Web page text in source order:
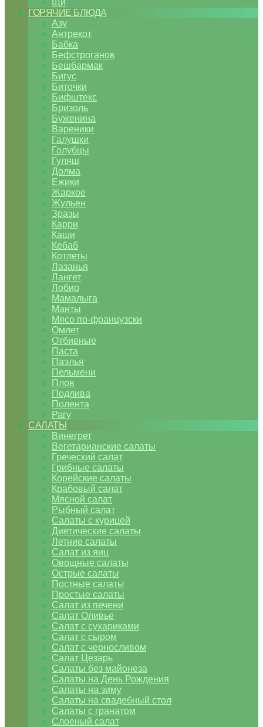
Щи
ГОРЯЧИЕ БЛЮДА
Азу
Антрекот
Бабка
Бефстроганов
Бешбармак
Бигус
Биточки
Бифштекс
Бризоль
Буженина
Вареники
Галушки
Голубцы
Гуляш
Долма
Ежики
Жаркое
Жульен
Зразы
Карри
Каши
Кебаб
Котлеты
Лазанья
Лангет
Лобио
Мамалыга
Манты
Мясо по-французски
Омлет
Отбивные
Паста
Паэлья
Пельмени
Плов
Подлива
Полента
Рагу
САЛАТЫ
Винегрет
Вегетарианские салаты
Греческий салат
Грибные салаты
Корейские салаты
Крабовый салат
Мясной салат
Рыбный салат
Салаты с курицей
Диетические салаты
Летние салаты
Салат из яиц
Овощные салаты
Острые салаты
Постные салаты
Простые салаты
Салат из печени
Салат Оливье
Салат с сухариками
Салат с сыром
Салат с черносливом
Салат Цезарь
Салаты без майонеза
Салаты на День Рождения
Салаты на зиму
Салаты на свадебный стол
Салаты с гранатом
Слоеный салат